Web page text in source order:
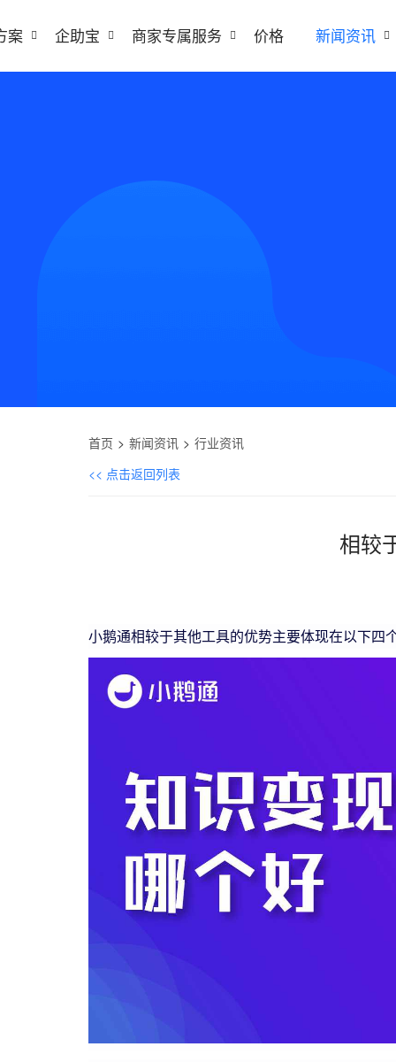
案 企助宝 商家专属服务 价格 新闻资讯
首页 新闻资讯
行业资讯
<< 点击返回列表
相较
小鹅通相较于其他工具的优势主要体现在以下四